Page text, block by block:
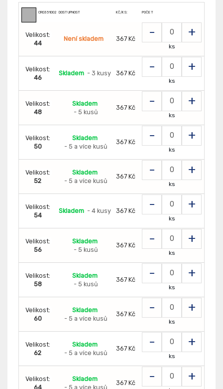
CR035100256100DOSTUPNOST KČ/KS: POČET
Velikost:
44
Není skladem 367 Kč - +
ks
Velikost:
46
Skladem - 3 kusy 367 Kč - +
ks
Velikost:
48
Skladem
- 5 kusů
367 Kč - +
ks
Velikost:
50
Skladem
- 5 a více kusů
367 Kč - +
ks
Velikost:
52
Skladem
- 5 a více kusů
367 Kč - +
ks
Velikost:
54
Skladem - 4 kusy 367 Kč - +
ks
Velikost:
56
Skladem
- 5 kusů
367 Kč - +
ks
Velikost:
58
Skladem
- 5 kusů
367 Kč - +
ks
Velikost:
60
Skladem
- 5 a více kusů
367 Kč - +
ks
Velikost:
62
Skladem
- 5 a více kusů
367 Kč - +
ks
Velikost:
64
Skladem
- 5 a více kusů
367 Kč - +